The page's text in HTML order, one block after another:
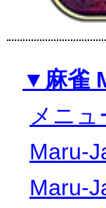
▼麻雀
メニュ
Maru-
Maru-